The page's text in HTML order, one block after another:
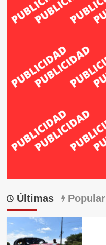
Últimas Popular